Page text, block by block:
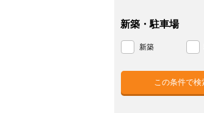
新築・駐車場
新築